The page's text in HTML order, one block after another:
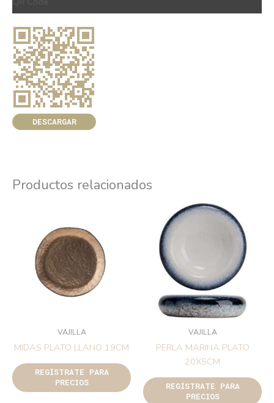
DESCARGAR
Productos relacionados
VAJILLA
MIDAS PLATO LLANO 19CM
REGÍSTRATE PARA
PRECIOS
VAJILLA
PERLA MARINA PLATO
20X5CM
REGÍSTRATE PARA
PRECIOS